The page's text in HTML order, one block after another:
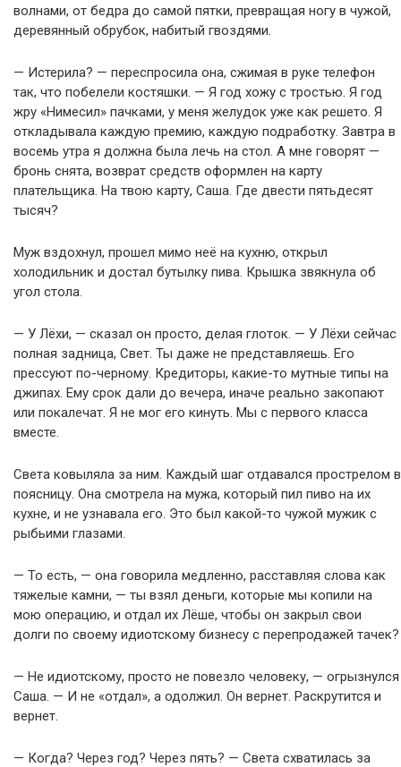
волнами, от бедра до самой пятки, превращая ногу в чужой,
деревянный обрубок, набитый гвоздями.
— Истерила? — переспросила она, сжимая в руке телефон
так, что побелели костяшки. — Я год хожу с тростью. Я год
жру «Нимесил» пачками, у меня желудок уже как решето. Я
откладывала каждую премию, каждую подработку. Завтра в
восемь утра я должна была лечь на стол. А мне говорят —
бронь снята, возврат средств оформлен на карту
плательщика. На твою карту, Саша. Где двести пятьдесят
тысяч?
Муж вздохнул, прошел мимо неё на кухню, открыл
холодильник и достал бутылку пива. Крышка звякнула об
угол стола.
— У Лёхи, — сказал он просто, делая глоток. — У Лёхи сейчас
полная задница, Свет. Ты даже не представляешь. Его
прессуют по-черному. Кредиторы, какие-то мутные типы на
джипах. Ему срок дали до вечера, иначе реально закопают
или покалечат. Я не мог его кинуть. Мы с первого класса
вместе.
Света ковыляла за ним. Каждый шаг отдавался прострелом в
поясницу. Она смотрела на мужа, который пил пиво на их
кухне, и не узнавала его. Это был какой-то чужой мужик с
рыбьими глазами.
— То есть, — она говорила медленно, расставляя слова как
тяжелые камни, — ты взял деньги, которые мы копили на
мою операцию, и отдал их Лёше, чтобы он закрыл свои
долги по своему идиотскому бизнесу с перепродажей тачек?
— Не идиотскому, просто не повезло человеку, — огрызнулся
Саша. — И не «отдал», а одолжил. Он вернет. Раскрутится и
вернет.
— Когда? Через год? Через пять? — Света схватилась за